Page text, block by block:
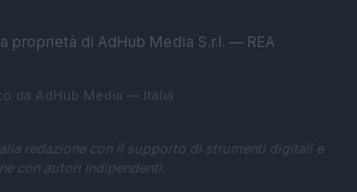
proprietà di AdHub Media S.r.l. — REA
da AdHub Media — Italia
redazione con il supporto di strumenti digitali e
con autori indipendenti.